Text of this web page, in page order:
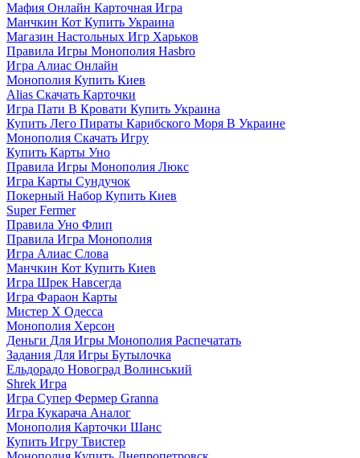
Мафия Онлайн Карточная Игра
Манчкин Кот Купить Украина
Магазин Настольных Игр Харьков
Правила Игры Монополия Hasbro
Игра Алиас Онлайн
Монополия Купить Киев
Alias Скачать Карточки
Игра Пати В Кровати Купить Украина
Купить Лего Пираты Карибского Моря В Украине
Монополия Скачать Игру
Купить Карты Уно
Правила Игры Монополия Люкс
Игра Карты Сундучок
Покерный Набор Купить Киев
Super Fermer
Правила Уно Флип
Правила Игра Монополия
Игра Алиас Слова
Манчкин Кот Купить Киев
Игра Шрек Навсегда
Игра Фараон Карты
Мистер Х Одесса
Монополия Херсон
Деньги Для Игры Монополия Распечатать
Задания Для Игры Бутылочка
Ельдорадо Новоград Волинський
Shrek Игра
Игра Супер Фермер Granna
Игра Кукарача Аналог
Монополия Карточки Шанс
Купить Игру Твистер